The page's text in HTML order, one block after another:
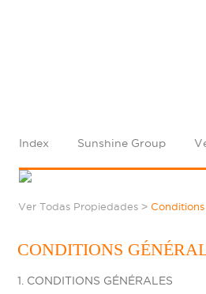
Index Sunshine Group
Ver Todas Propiedades>
CONDITIONS
1. CONDITIONS GÉNÉRALES